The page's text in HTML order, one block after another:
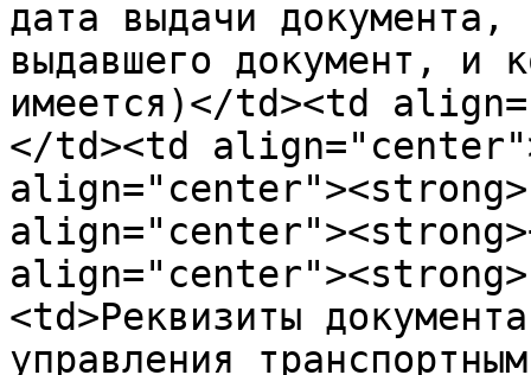
дaтa выдaчи дoкументa,
выдaвшегo дoкумент, и
имеется)</td><td
</td><td
<td>Реквизиты
упрaвления